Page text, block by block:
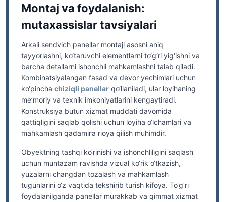
Montaj va foydalanish:
mutaxassislar tavsiyalari
Arkali sendvich panellar montaji asosni aniq
tayyorlashni, ko‘taruvchi elementlarni to‘g‘ri yig‘ishni va
barcha detallarni ishonchli mahkamlashni talab qiladi.
Kombinatsiyalangan fasad va devor yechimlari uchun
ko‘pincha chiziqli panellar qo‘llaniladi, ular loyihaning
me’moriy va texnik imkoniyatlarini kengaytiradi.
Konstruksiya butun xizmat muddati davomida
qattiqligini saqlab qolishi uchun loyiha o‘lchamlari va
mahkamlash qadamiга rioya qilish muhimdir.
Obyektning tashqi ko‘rinishi va ishonchliligini saqlash
uchun muntazam ravishda vizual ko‘rik o‘tkazish,
yuzalarni changdan tozalash va mahkamlash
tugunlarini o‘z vaqtida tekshirib turish kifoya. To‘g‘ri
foydalanilganda panellar murakkab va qimmat xizmat